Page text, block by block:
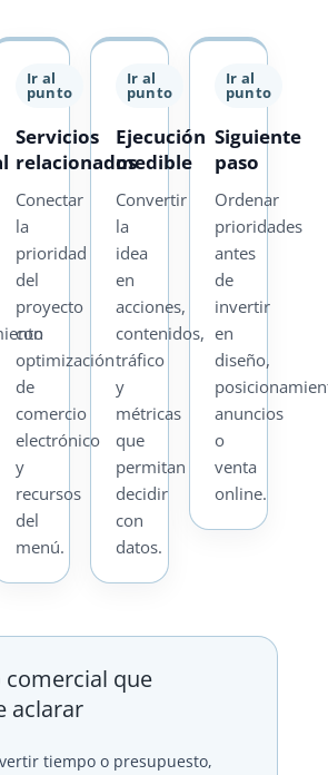
Ir al
punto
Servicios
relacionados
Conectar
la
prioridad
del
proyecto
con
optimización
de
comercio
electrónico
y
recursos
del
menú.
Ir al
punto
Ejecución
medible
Convertir
la
idea
en
acciones,
contenidos,
tráfico
y
métricas
que
permitan
decidir
con
datos.
Ir al
punto
Siguiente
paso
Ordenar
prioridades
antes
de
invertir
en
diseño,
anuncios
o
venta
online.
que
aclarar
tiempo o presupuesto,